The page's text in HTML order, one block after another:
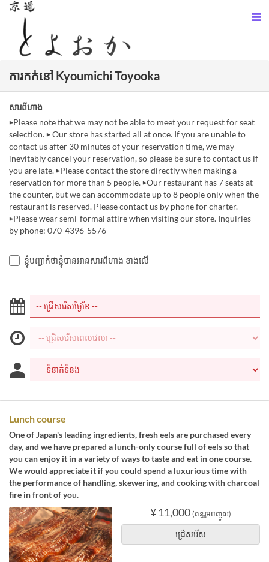
ការកក់នៅ Kyoumichi Toyooka
សារពីហាង
▶Please note that we may not be able to meet your request for seat
selection. ▶ Our store has started all at once. If you are unable to
contact us after 30 minutes of your reservation time, we may
inevitably cancel your reservation, so please be sure to contact us if
you are late. ▶Please contact the store directly when making a
reservation for more than 5 people. ▶Our restaurant has 7 seats at
the counter, but we can accommodate up to 8 people only when the
restaurant is reserved. Please contact us by phone for charter.
▶Please wear semi-formal attire when visiting our store. Inquiries
by phone: 070-4396-5576
ខ្ញុំបញ្ជាក់ថាខ្ញុំបានអានសារពីហាង ខាងលើ
Lunch course
One of Japan's leading ingredients, fresh eels are purchased every
day, and we have prepared a lunch-only course full of eels so that
you can enjoy it in a variety of ways to taste and eat in one course.
We would appreciate it if you could spend a luxurious time with
the performance of handling, skewering, and cooking with charcoal
fire in front of you.
¥ 11,000 (ពន្ធរួមបញ្ចូល)
ជ្រើសរើស